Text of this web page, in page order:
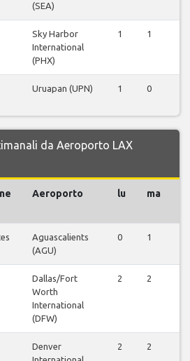
(SEA)
Sky Harbor
International
(PHX)
1 1
Uruapan (UPN) 1 0
da Aeroporto LAX
Aeroporto lu ma
Aguascalients
(AGU)
0 1
Dallas/Fort
Worth
International
(DFW)
2 2
Denver
2 2